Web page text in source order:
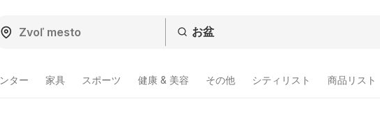
ター 家具 スポーツ 健康 & 美容 その他 シティリスト 商品リスト